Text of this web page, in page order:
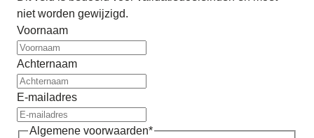
niet worden gewijzigd.
Voornaam
Achternaam
E-mailadres
Algemene voorwaarden*